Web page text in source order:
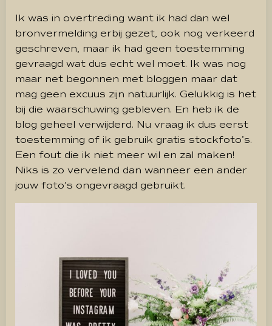
Ik was in overtreding want ik had dan wel
bronvermelding erbij gezet, ook nog verkeerd
geschreven, maar ik had geen toestemming
gevraagd wat dus echt wel moet. Ik was nog
maar net begonnen met bloggen maar dat
mag geen excuus zijn natuurlijk. Gelukkig is het
bij die waarschuwing gebleven. En heb ik de
blog geheel verwijderd. Nu vraag ik dus eerst
toestemming of ik gebruik gratis stockfoto’s.
Een fout die ik niet meer wil en zal maken!
Niks is zo vervelend dan wanneer een ander
jouw foto’s ongevraagd gebruikt.